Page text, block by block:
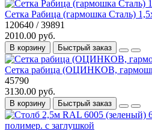
Сетка Рабица (гармошка Сталь)
120640 / 39891
2010.00 руб.
В корзину Быстрый заказ
Сетка рабица (ОЦИНКОВ,
45790
3130.00 руб.
В корзину Быстрый заказ